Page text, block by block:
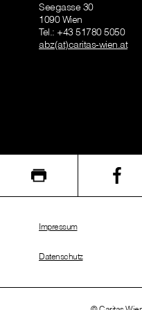
Seegasse 30
1090 Wien
Tel.: +43 51780 5050
abz(at)caritas-wien.at
Impressum
Datenschutz